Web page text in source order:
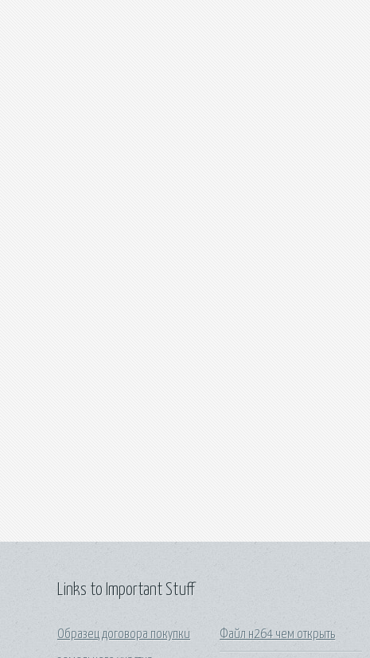
Links to Important Stuff
Образец договора покупки
Файл н264 чем открыть